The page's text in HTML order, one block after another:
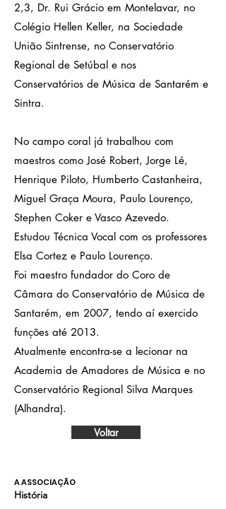
2,3, Dr. Rui Grácio em Montelavar, no
Colégio Hellen Keller, na Sociedade
União Sintrense, no Conservatório
Regional de Setúbal e nos
Conservatórios de Música de Santarém e
Sintra.
No campo coral já trabalhou com
maestros como José Robert, Jorge Lé,
Henrique Piloto, Humberto Castanheira,
Miguel Graça Moura, Paulo Lourenço,
Stephen Coker e Vasco Azevedo.
Estudou Técnica Vocal com os professores
Elsa Cortez e Paulo Lourenço.
Foi maestro fundador do Coro de
Câmara do Conservatório de Música de
Santarém, em 2007, tendo aí exercido
funções até 2013.
Atualmente encontra-se a lecionar na
Academia de Amadores de Música e no
Conservatório Regional Silva Marques
(Alhandra).
Voltar
A ASSOCIAÇÃO
História